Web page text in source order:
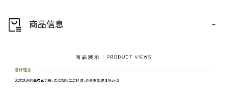
商品信息 -